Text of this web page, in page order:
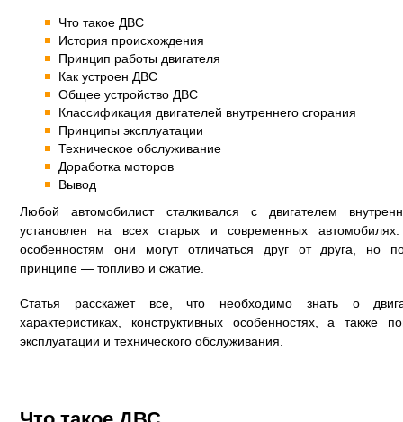
Что такое ДВС
История происхождения
Принцип работы двигателя
Как устроен ДВС
Общее устройство ДВС
Классификация двигателей внутреннего сгорания
Принципы эксплуатации
Техническое обслуживание
Доработка моторов
Вывод
Любой автомобилист сталкивался с двигателем
установлен на всех старых и современных
особенностям они могут отличаться друг от друга, но
принципе — топливо и сжатие.
Статья расскажет все, что необходимо знать о
характеристиках, конструктивных особенностях, а также
эксплуатации и технического обслуживания.